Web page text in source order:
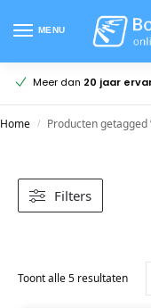
MENU
Meer dan 20 jaar
Home / Producten getagged
Filters
Toont alle 5 resultaten